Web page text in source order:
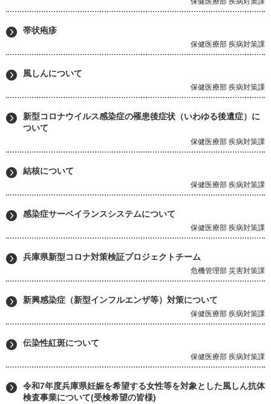
帯状疱疹
保健医療部 疾病対策課
風しんについて
保健医療部 疾病対策課
新型コロナウイルス感染症の罹患後症状（いわゆる後遺症）に
ついて
保健医療部 疾病対策課
結核について
保健医療部 疾病対策課
感染症サーベイランスシステムについて
保健医療部 疾病対策課
兵庫県新型コロナ対策検証プロジェクトチーム
危機管理部 災害対策課
新興感染症（新型インフルエンザ等）対策について
保健医療部 疾病対策課
伝染性紅斑について
保健医療部 疾病対策課
令和7年度兵庫県妊娠を希望する女性等を対象とした風しん抗体
検査事業について(受検希望の皆様)